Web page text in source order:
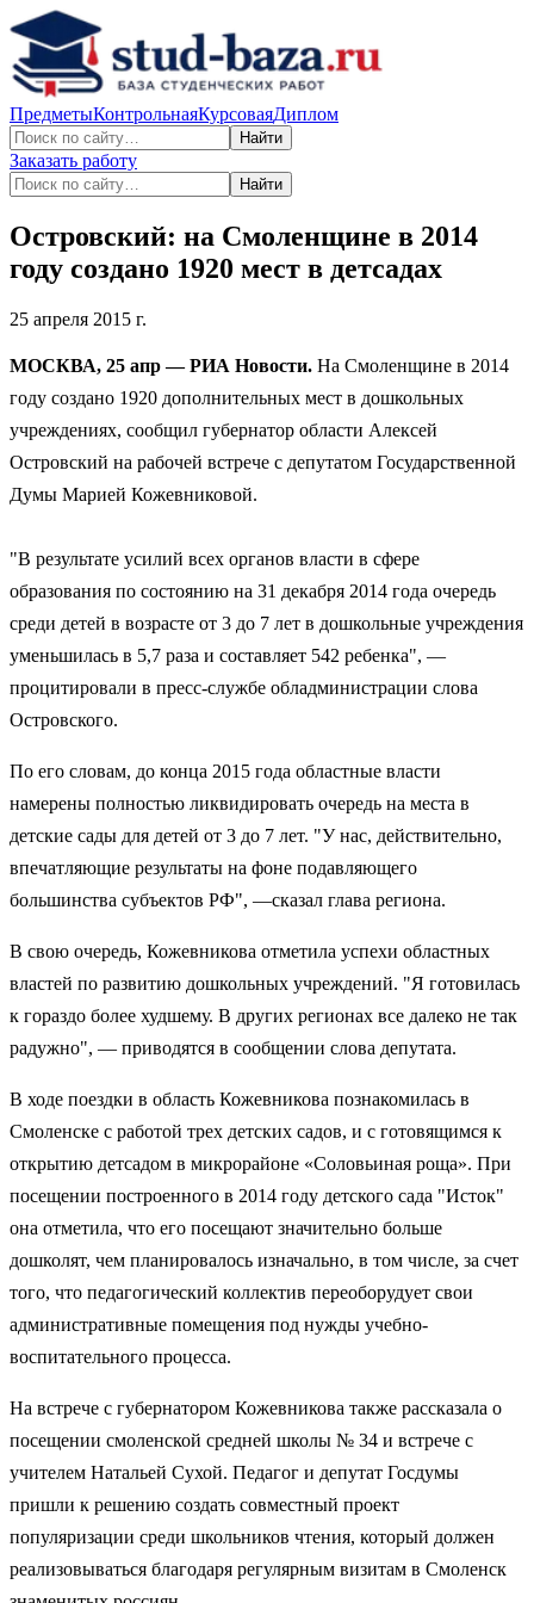
ПредметыКонтрольнаяКурсоваяДиплом
Найти
Заказать работу
Найти
Островский: на Смоленщине в 2014
году создано 1920 мест в детсадах
25 апреля 2015 г.
МОСКВА, 25 апр — РИА Новости. На Смоленщине в 2014
году создано 1920 дополнительных мест в дошкольных
учреждениях, сообщил губернатор области Алексей
Островский на рабочей встрече с депутатом Государственной
Думы Марией Кожевниковой.
"В результате усилий всех органов власти в сфере
образования по состоянию на 31 декабря 2014 года очередь
среди детей в возрасте от 3 до 7 лет в дошкольные учреждения
уменьшилась в 5,7 раза и составляет 542 ребенка", —
процитировали в пресс-службе обладминистрации слова
Островского.
По его словам, до конца 2015 года областные власти
намерены полностью ликвидировать очередь на места в
детские сады для детей от 3 до 7 лет. "У нас, действительно,
впечатляющие результаты на фоне подавляющего
большинства субъектов РФ", —сказал глава региона.
В свою очередь, Кожевникова отметила успехи областных
властей по развитию дошкольных учреждений. "Я готовилась
к гораздо более худшему. В других регионах все далеко не так
радужно", — приводятся в сообщении слова депутата.
В ходе поездки в область Кожевникова познакомилась в
Смоленске с работой трех детских садов, и с готовящимся к
открытию детсадом в микрорайоне «Соловьиная роща». При
посещении построенного в 2014 году детского сада "Исток"
она отметила, что его посещают значительно больше
дошколят, чем планировалось изначально, в том числе, за счет
того, что педагогический коллектив переоборудует свои
административные помещения под нужды учебно-
воспитательного процесса.
На встрече с губернатором Кожевникова также рассказала о
посещении смоленской средней школы № 34 и встрече с
учителем Натальей Сухой. Педагог и депутат Госдумы
пришли к решению создать совместный проект
популяризации среди школьников чтения, который должен
реализовываться благодаря регулярным визитам в Смоленск